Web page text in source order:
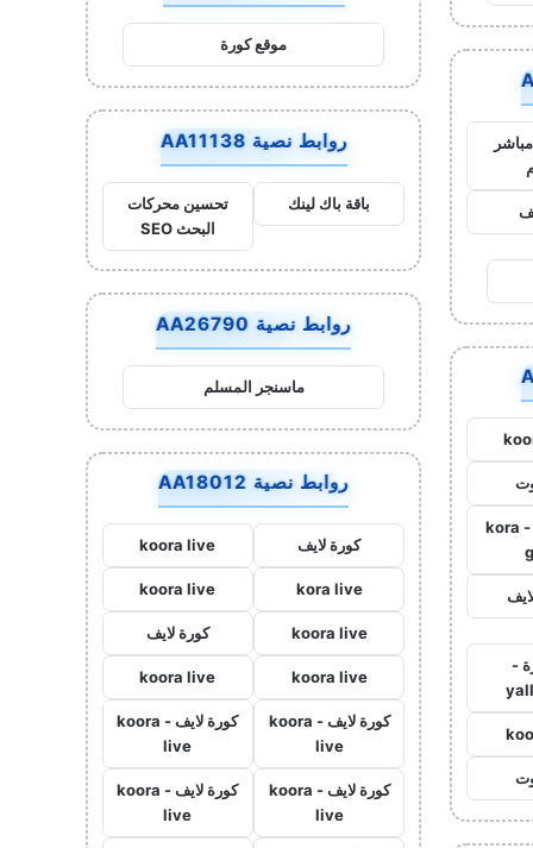
كورة جول - kora
-
موقع كورة
روابط نصية AA11138
باقة باك لينك
تحسين محركات
البحث SEO
روابط نصية AA26790
ماسنجر المسلم
روابط نصية AA18012
كورة لايف koora live
kora live
koora live
koora live كورة لايف
koora live
koora live
كورة لايف - koora
live
كورة لايف - koora
live
كورة لايف - koora
live
كورة لايف - koora
live